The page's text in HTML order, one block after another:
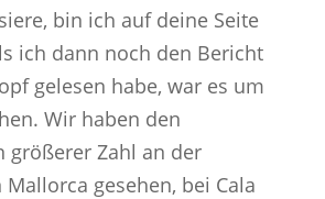
bin ich auf deine Seite
ich dann noch den Bericht
gelesen habe, war es um
Wir haben den
größerer Zahl an der
gesehen, bei Cala